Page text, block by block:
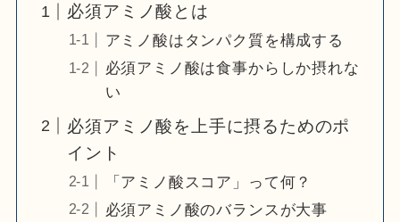
必須アミノ酸とは
アミノ酸はタンパク質を構成する
必須アミノ酸は食事からしか摂れな
い
必須アミノ酸を上手に摂るためのポ
イント
「アミノ酸スコア」って何？
必須アミノ酸のバランスが大事